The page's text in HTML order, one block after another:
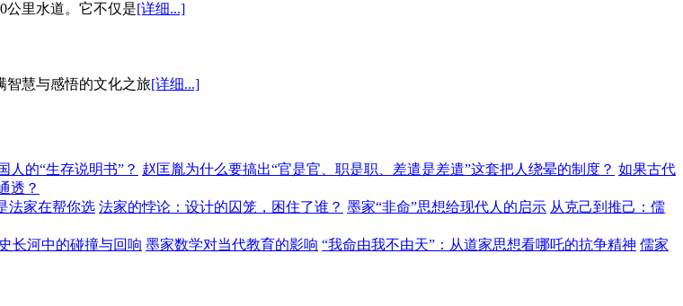
公里水道。它不仅是[详细...]
智慧与感悟的文化之旅[详细...]
人的“生存说明书”？ 赵匡胤为什么要搞出“官是官、职是职、差遣是差遣”这套把人绕晕的制度？ 如果古代
透？
法家在帮你选 法家的悖论：设计的囚笼，困住了谁？ 墨家“非命”思想给现代人的启示 从克己到推己：儒
长河中的碰撞与回响 墨家数学对当代教育的影响 “我命由我不由天”：从道家思想看哪吒的抗争精神 儒家